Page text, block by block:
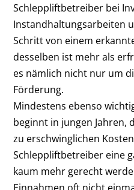
Schleppliftbetreiber bei
Instandhaltungsarbeiten
Schritt von einem
desselben ist mehr als
es nämlich nicht nur um
Förderung.
Mindestens ebenso
beginnt in jungen Jahren,
zu erschwinglichen
Schleppliftbetreiber eine
kaum mehr gerecht